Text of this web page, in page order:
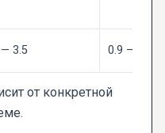
3.5 0.9 — 3.5
от конкретной